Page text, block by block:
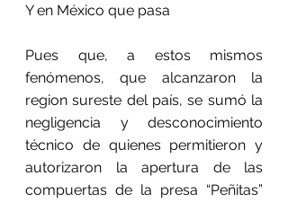
Y en México que pasa
Pues que, a estos mismos
fenómenos, que alcanzaron la
region sureste del país, se sumó la
negligencia y desconocimiento
técnico de quienes permitieron y
autorizaron la apertura de las
compuertas de la presa “Peñitas”